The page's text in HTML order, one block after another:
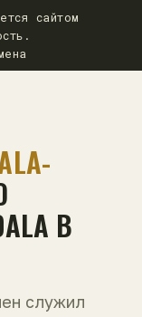
сайтом
В
служил